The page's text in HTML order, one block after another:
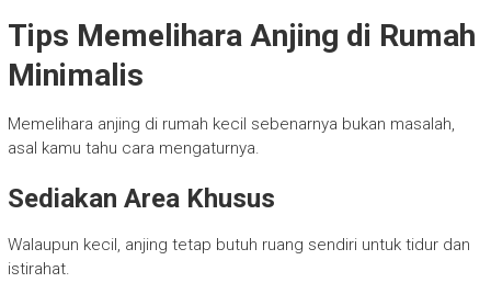
Tips Memelihara Anjing di Rumah
Minimalis
Memelihara anjing di rumah kecil sebenarnya bukan masalah,
asal kamu tahu cara mengaturnya.
Sediakan Area Khusus
Walaupun kecil, anjing tetap butuh ruang sendiri untuk tidur dan
istirahat.